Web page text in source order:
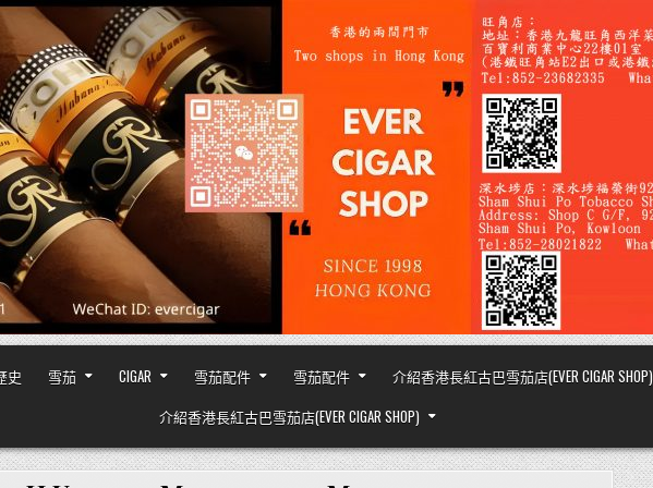
史 雪茄 CIGAR 雪茄配件 雪茄配件
介紹香港長紅古巴雪茄店(EVER CIGAR SHOP)
介紹香港長紅古巴雪茄店(EVER CIGAR SHOP)